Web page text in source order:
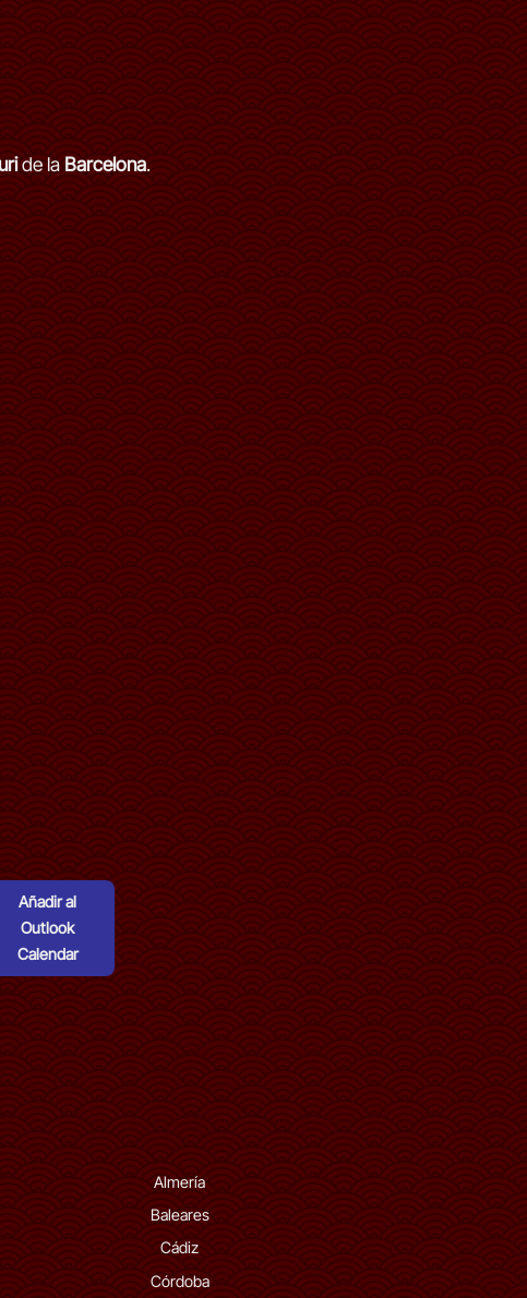
de la Barcelona.
Añadir al
Outlook
Calendar
Almería
Baleares
Cádiz
Córdoba